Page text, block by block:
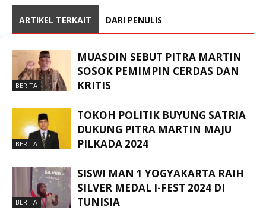
ARTIKEL TERKAIT DARI PENULIS
BERITA
MUASDIN SEBUT PITRA MARTIN
SOSOK PEMIMPIN CERDAS DAN
KRITIS
BERITA
TOKOH POLITIK BUYUNG SATRIA
DUKUNG PITRA MARTIN MAJU
PILKADA 2024
BERITA
SISWI MAN 1 YOGYAKARTA RAIH
SILVER MEDAL I-FEST 2024 DI
TUNISIA